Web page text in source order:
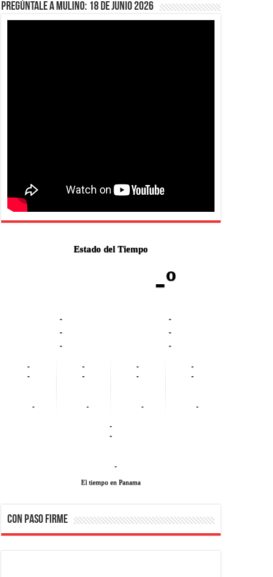
Pregúntale a Mulino: 18 de junio 2026
Estado del Tiempo
-º
-
-
-
-
-
-
-
-
-
-
-
-
-
-
-
-
-
-
-
-
-
El tiempo en Panama
CON PASO FIRME